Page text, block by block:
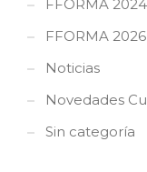
FFORMA 2024
FFORMA 2026
Noticias
Novedades
Sin categoría